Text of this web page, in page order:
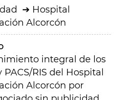
Hospital
Alcorcón
integral de los
RIS del Hospital
Alcorcón por